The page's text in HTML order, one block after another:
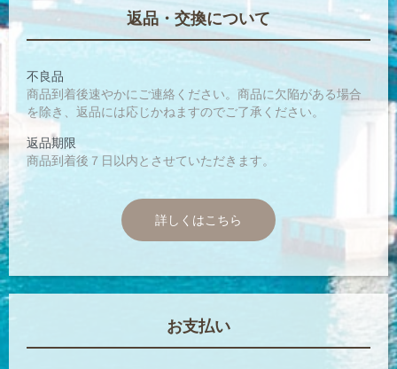
返品・交換について
不良品
商品到着後速やかにご連絡ください。商品に欠陥がある場合
を除き、返品には応じかねますのでご了承ください。
返品期限
商品到着後７日以内とさせていただきます。
詳しくはこちら
お支払い